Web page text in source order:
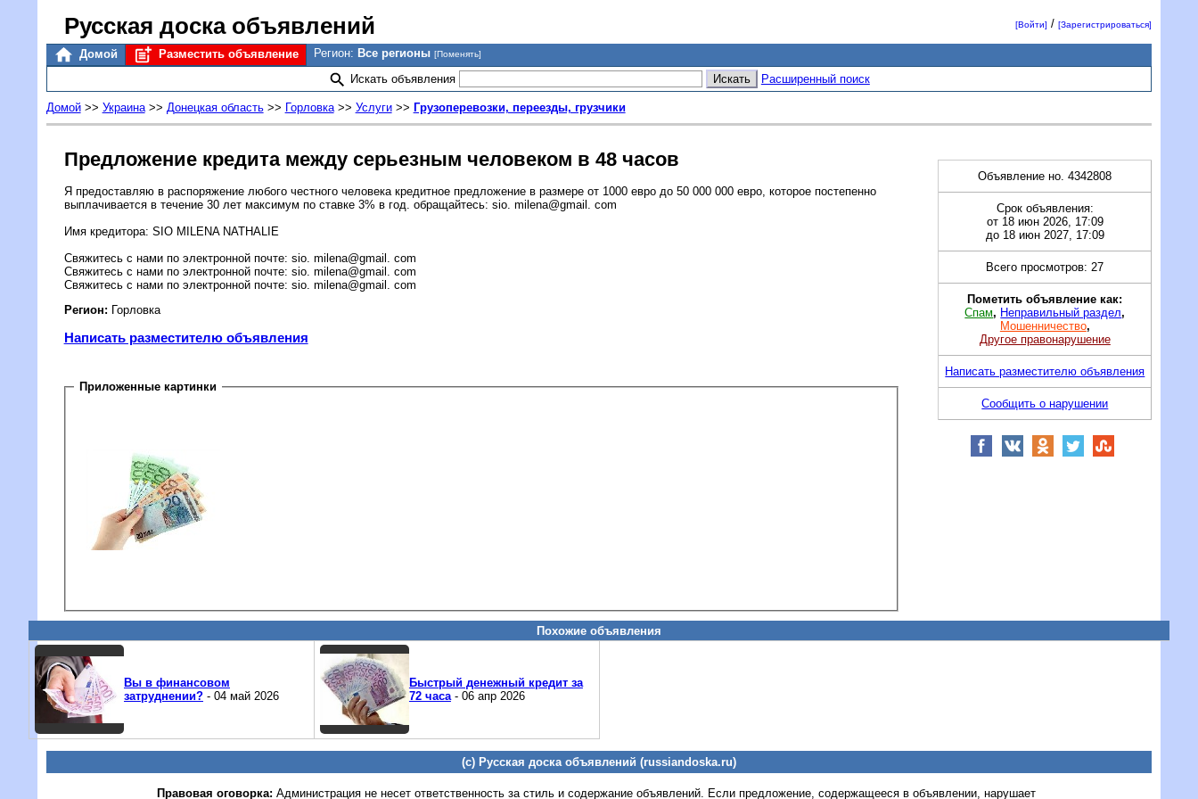
Русская доска объявлений [Войти] /[Зарегистрироваться]
Домой Разместить объявление Регион: Все регионы [Поменять]
Искать объявления Расширенный поиск
Домой>> Украина>> Донецкая область>> Горловка>> Услуги>> Грузоперевозки, переезды, грузчики
Предложение кредита между серьезным человеком в 48 часов
Я предоставляю в распоряжение любого честного человека кредитное предложение в размере от 1000 евро до 50 000 000 евро, которое постепенно
выплачивается в течение 30 лет максимум по ставке 3% в год. обращайтесь: sio. milena@gmail. com
Имя кредитора: SIO MILENA NATHALIE
Свяжитесь с нами по электронной почте: sio. milena@gmail. com
Свяжитесь с нами по электронной почте: sio. milena@gmail. com
Свяжитесь с нами по электронной почте: sio. milena@gmail. com
Регион: Горловка
Написать разместителю объявления
Приложенные картинки
Объявление но. 4342808
Срок объявления:
от 18 июн 2026, 17:09
до 18 июн 2027, 17:09
Всего просмотров: 27
Пометить объявление как:
Спам, Неправильный раздел,
Мошенничество,
Другое правонарушение
Написать разместителю объявления
Сообщить о нарушении
Похожие объявления
Вы в финансовом
затруднении?- 04 май 2026
Быстрый денежный кредит за
72 часа- 06 апр 2026
(c) Русская доска объявлений (russiandoska.ru)
Правовая оговорка: Администрация не несет ответственность за стиль и содержание объявлений. Если предложение, содержащееся в объявлении, нарушает